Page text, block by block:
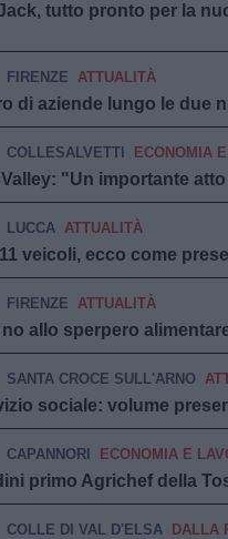
tutto pronto per la
FIRENZE ATTUALITÀ
di aziende lungo le due
COLLESALVETTI ECONOMIA
"Un importante
LUCCA ATTUALITÀ
veicoli, ecco come
FIRENZE ATTUALITÀ
allo sperpero
SANTA CROCE SULL'ARNO
sociale: volume
CAPANNORI ECONOMIA E
primo Agrichef della
COLLE DI VAL D'ELSA DALLA